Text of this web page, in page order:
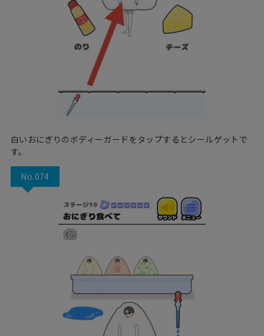
白いおにぎりのボディーガードをタップするとシールゲットで
す。
No.074